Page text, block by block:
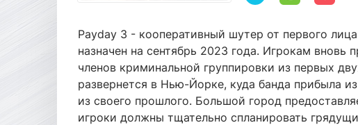
Payday 3 - кооперативный шутер от первого
назначен на сентябрь 2023 года. Игрокам вновь
членов криминальной группировки из первых
развернется в Нью-Йорке, куда банда прибыла
из своего прошлого. Большой город
игроки должны тщательно спланировать